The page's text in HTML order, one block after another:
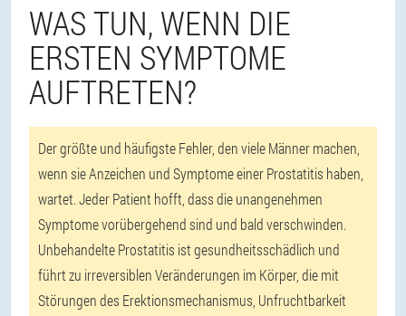
WAS TUN, WENN DIE
ERSTEN SYMPTOME
AUFTRETEN?
Der größte und häufigste Fehler, den viele Männer machen,
wenn sie Anzeichen und Symptome einer Prostatitis haben,
wartet. Jeder Patient hofft, dass die unangenehmen
Symptome vorübergehend sind und bald verschwinden.
Unbehandelte Prostatitis ist gesundheitsschädlich und
führt zu irreversiblen Veränderungen im Körper, die mit
Störungen des Erektionsmechanismus, Unfruchtbarkeit